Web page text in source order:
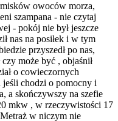
owoców morza,
szampana - nie czytaj
- pokój nie był jeszcze
nas na posiłek i w tym
przyszedł po nas,
może być , objaśnił
o cowieczornych
jeśli chodzi o pomocny i
a skończywszy na szefie
mkw , w rzeczywistości 17
w niczym nie